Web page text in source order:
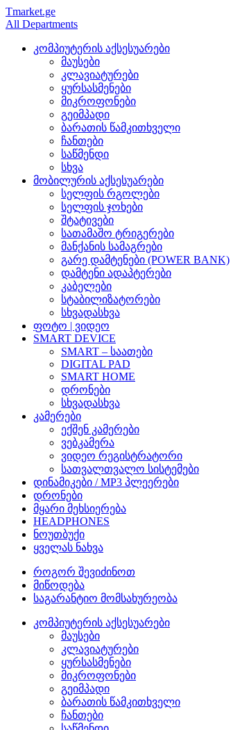
Tmarket.ge
All Departments
კომპიუტერის აქსესუარები
მაუსები
კლავიატურები
ყურსასმენები
მიკროფონები
გეიმპადი
ბარათის წამკითხველი
ჩანთები
საწმენდი
სხვა
მობილურის აქსესუარები
სელფის რგოლები
სელფის ჯოხები
შტატივები
სათამაშო ტრიგერები
მანქანის სამაგრები
გარე დამტენები (POWER BANK)
დამტენი ადაპტერები
კაბელები
სტაბილიზატორები
სხვადასხვა
ფოტო | ვიდეო
SMART DEVICE
SMART – საათები
DIGITAL PAD
SMART HOME
დრონები
სხვადასხვა
კამერები
ექშენ კამერები
ვებკამერა
ვიდეო რეგისტრატორი
სათვალთვალო სისტემები
დინამიკები / MP3 პლეერები
დრონები
მყარი მეხსიერება
HEADPHONES
ნოუთბუქი
ყველას ნახვა
როგორ შევიძინოთ
მიწოდება
საგარანტიო მომსახურეობა
კომპიუტერის აქსესუარები
მაუსები
კლავიატურები
ყურსასმენები
მიკროფონები
გეიმპადი
ბარათის წამკითხველი
ჩანთები